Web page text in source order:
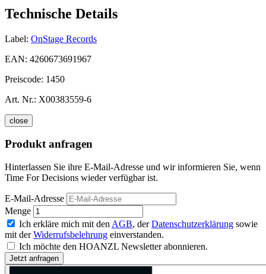
Technische Details
Label: OnStage Records
EAN: 4260673691967
Preiscode: 1450
Art. Nr.: X00383559-6
close
Produkt anfragen
Hinterlassen Sie ihre E-Mail-Adresse und wir informieren Sie, wenn
Time For Decisions wieder verfügbar ist.
E-Mail-Adresse
Menge
Ich erkläre mich mit den AGB, derDatenschutzerklärung sowie
mit derWiderrufsbelehrung einverstanden.
Ich möchte den HOANZL Newsletter abonnieren.